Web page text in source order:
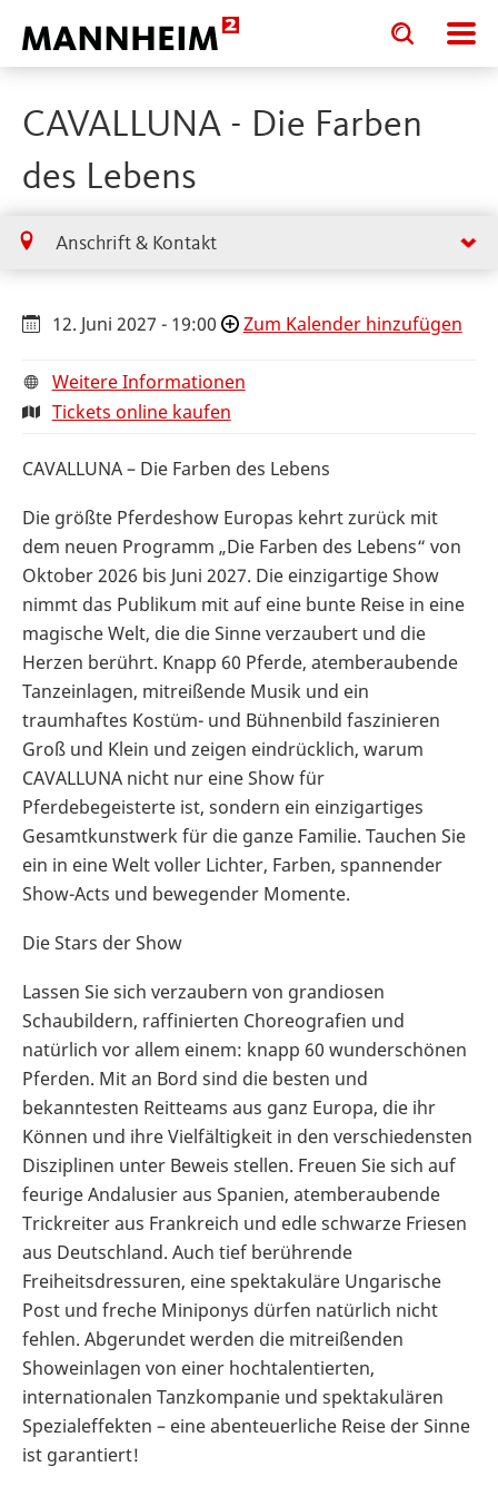
Toggle
search
input
Toggle
search
input
CAVALLUNA - Die Farben
des Lebens
Anschrift & Kontakt
12. Juni 2027 - 19:00 Zum Kalender hinzufügen
Weitere Informationen
Tickets online kaufen
CAVALLUNA – Die Farben des Lebens
Die größte Pferdeshow Europas kehrt zurück mit
dem neuen Programm „Die Farben des Lebens“ von
Oktober 2026 bis Juni 2027. Die einzigartige Show
nimmt das Publikum mit auf eine bunte Reise in eine
magische Welt, die die Sinne verzaubert und die
Herzen berührt. Knapp 60 Pferde, atemberaubende
Tanzeinlagen, mitreißende Musik und ein
traumhaftes Kostüm- und Bühnenbild faszinieren
Groß und Klein und zeigen eindrücklich, warum
CAVALLUNA nicht nur eine Show für
Pferdebegeisterte ist, sondern ein einzigartiges
Gesamtkunstwerk für die ganze Familie. Tauchen Sie
ein in eine Welt voller Lichter, Farben, spannender
Show-Acts und bewegender Momente.
Die Stars der Show
Lassen Sie sich verzaubern von grandiosen
Schaubildern, raffinierten Choreografien und
natürlich vor allem einem: knapp 60 wunderschönen
Pferden. Mit an Bord sind die besten und
bekanntesten Reitteams aus ganz Europa, die ihr
Können und ihre Vielfältigkeit in den verschiedensten
Disziplinen unter Beweis stellen. Freuen Sie sich auf
feurige Andalusier aus Spanien, atemberaubende
Trickreiter aus Frankreich und edle schwarze Friesen
aus Deutschland. Auch tief berührende
Freiheitsdressuren, eine spektakuläre Ungarische
Post und freche Miniponys dürfen natürlich nicht
fehlen. Abgerundet werden die mitreißenden
Showeinlagen von einer hochtalentierten,
internationalen Tanzkompanie und spektakulären
Spezialeffekten – eine abenteuerliche Reise der Sinne
ist garantiert!